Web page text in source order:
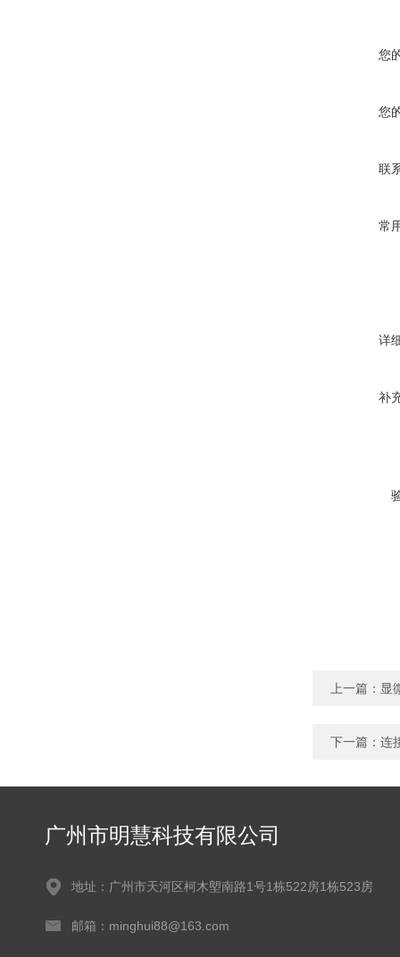
您
您
联
常
详
补
上一篇： 显
下一篇： 连
广州市明慧科技有限公司
地址：广州市天河区柯木塱南路1号1栋522房1栋523房
邮箱：minghui88@163.com